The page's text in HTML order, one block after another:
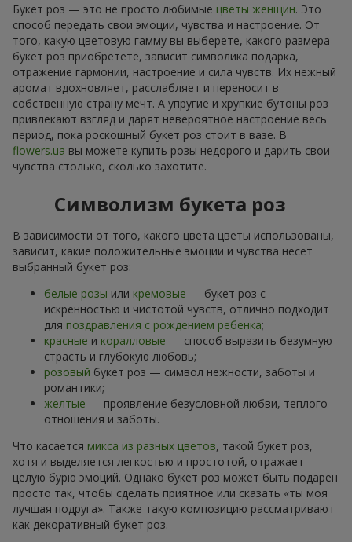
Букет роз — это не просто любимые цветы женщин. Это
способ передать свои эмоции, чувства и настроение. От
того, какую цветовую гамму вы выберете, какого размера
букет роз приобретете, зависит символика подарка,
отражение гармонии, настроение и сила чувств. Их нежный
аромат вдохновляет, расслабляет и переносит в
собственную страну мечт. А упругие и хрупкие бутоны роз
привлекают взгляд и дарят невероятное настроение весь
период, пока роскошный букет роз стоит в вазе. В
flowers.ua вы можете купить розы недорого и дарить свои
чувства столько, сколько захотите.
Символизм букета роз
В зависимости от того, какого цвета цветы использованы,
зависит, какие положительные эмоции и чувства несет
выбранный букет роз:
белые розы или кремовые — букет роз с
искренностью и чистотой чувств, отлично подходит
для поздравления с рождением ребенка;
красные и коралловые — способ выразить безумную
страсть и глубокую любовь;
розовый букет роз — символ нежности, заботы и
романтики;
желтые — проявление безусловной любви, теплого
отношения и заботы.
Что касается микса из разных цветов, такой букет роз,
хотя и выделяется легкостью и простотой, отражает
целую бурю эмоций. Однако букет роз может быть подарен
просто так, чтобы сделать приятное или сказать «ты моя
лучшая подруга». Также такую композицию рассматривают
как декоративный букет роз.